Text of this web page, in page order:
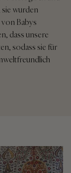
sie wurden
Babys
dass unsere
sodass sie für